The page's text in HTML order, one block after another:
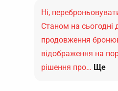
Ні,
Станом на сьогодні
продовження
відображення на
рішення про… Ще